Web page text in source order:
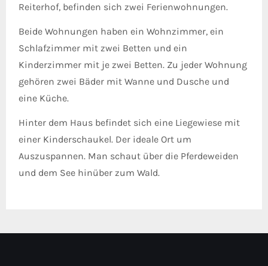
Reiterhof, befinden sich zwei Ferienwohnungen.
Beide Wohnungen haben ein Wohnzimmer, ein
Schlafzimmer mit zwei Betten und ein
Kinderzimmer mit je zwei Betten. Zu jeder Wohnung
gehören zwei Bäder mit Wanne und Dusche und
eine Küche.
Hinter dem Haus befindet sich eine Liegewiese mit
einer Kinderschaukel. Der ideale Ort um
Auszuspannen. Man schaut über die Pferdeweiden
und dem See hinüber zum Wald.